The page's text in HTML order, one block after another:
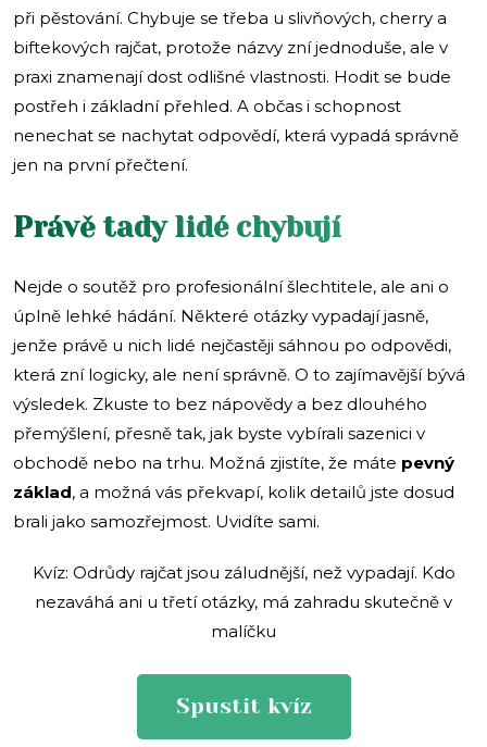
při pěstování. Chybuje se třeba u slivňových, cherry a
biftekových rajčat, protože názvy zní jednoduše, ale v
praxi znamenají dost odlišné vlastnosti. Hodit se bude
postřeh i základní přehled. A občas i schopnost
nenechat se nachytat odpovědí, která vypadá správně
jen na první přečtení.
Právě tady lidé chybují
Nejde o soutěž pro profesionální šlechtitele, ale ani o
úplně lehké hádání. Některé otázky vypadají jasně,
jenže právě u nich lidé nejčastěji sáhnou po odpovědi,
která zní logicky, ale není správně. O to zajímavější bývá
výsledek. Zkuste to bez nápovědy a bez dlouhého
přemýšlení, přesně tak, jak byste vybírali sazenici v
obchodě nebo na trhu. Možná zjistíte, že máte pevný
základ, a možná vás překvapí, kolik detailů jste dosud
brali jako samozřejmost. Uvidíte sami.
Kvíz: Odrůdy rajčat jsou záludnější, než vypadají. Kdo
nezaváhá ani u třetí otázky, má zahradu skutečně v
malíčku
Spustit kvíz